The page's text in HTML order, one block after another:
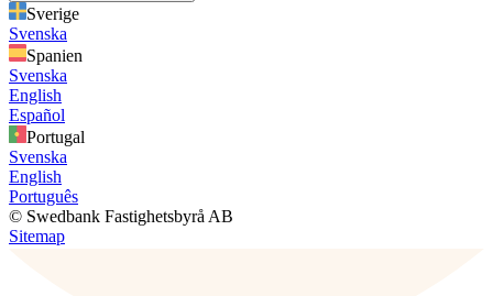
Sverige
Svenska
Spanien
Svenska
English
Español
Portugal
Svenska
English
Português
© Swedbank Fastighetsbyrå AB
Sitemap